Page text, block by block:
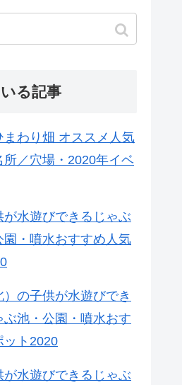
る記事
まわり畑 オススメ人気
所／穴場・2020年イベ
水遊びできるじゃぶ
園・噴水おすすめ人気
の子供が水遊びでき
ぶ池・公園・噴水おす
ット2020
水遊びできるじゃぶ